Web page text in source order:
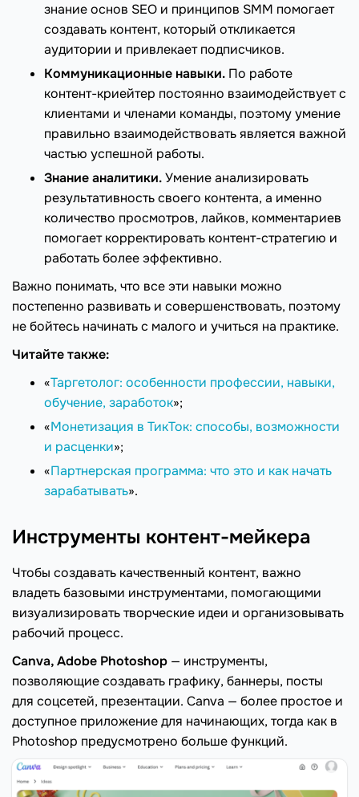
знание основ SEO и принципов SMM помогает
создавать контент, который откликается
аудитории и привлекает подписчиков.
Коммуникационные навыки. По работе
контент-криейтер постоянно взаимодействует с
клиентами и членами команды, поэтому умение
правильно взаимодействовать является важной
частью успешной работы.
Знание аналитики.Умение анализировать
результативность своего контента, а именно
количество просмотров, лайков, комментариев
помогает корректировать контент-стратегию и
работать более эффективно.
Важно понимать, что все эти навыки можно
постепенно развивать и совершенствовать, поэтому
не бойтесь начинать с малого и учиться на практике.
Читайте также:
«Таргетолог: особенности профессии, навыки,
обучение, заработок»;
«Монетизация в ТикТок: способы, возможности
и расценки»;
«Партнерская программа: что это и как начать
зарабатывать».
Инструменты контент-мейкера
Чтобы создавать качественный контент, важно
владеть базовыми инструментами, помогающими
визуализировать творческие идеи и организовывать
рабочий процесс.
Canva, Adobe Photoshop — инструменты,
позволяющие создавать графику, баннеры, посты
для соцсетей, презентации. Canva — более простое и
доступное приложение для начинающих, тогда как в
Photoshop предусмотрено больше функций.